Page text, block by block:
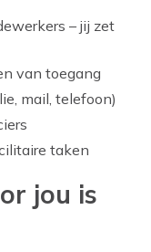
– jij zet
van toegang
mail, telefoon)
taken
jou is